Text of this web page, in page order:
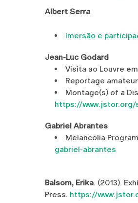
Albert Serra
Imersão e
Jean-Luc Godard
Visita ao Louvre em
Reportage
Montage(s) of a
https://
Gabriel Abrantes
Melancolia
gabriel-abrantes
Balsom, Erika. (2013).
Press. https://